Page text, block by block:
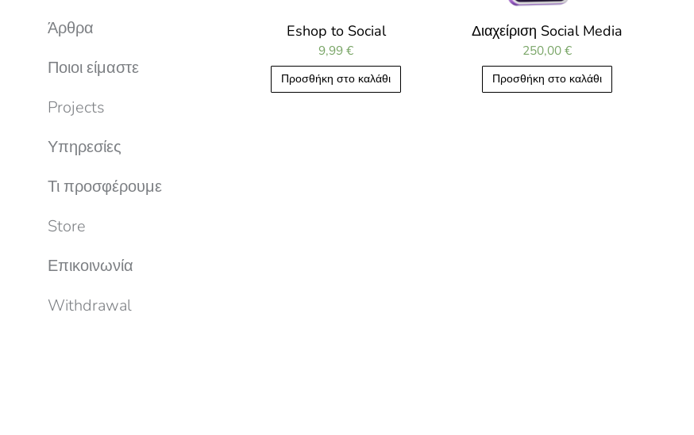
Eshop to Social
9,99€
Προσθήκη στο καλάθι
Διαχείριση Social Media
250,00€
Προσθήκη στο καλάθι
Άρθρα
Ποιοι είμαστε
Projects
Υπηρεσίες
Τι προσφέρουμε
Store
Επικοινωνία
Withdrawal